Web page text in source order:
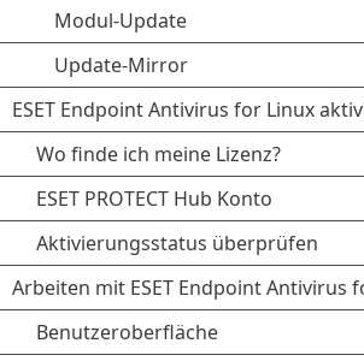
Modul-Update
Update-Mirror
ESET Endpoint Antivirus for Linux
Wo finde ich meine Lizenz?
ESET PROTECT Hub Konto
Aktivierungsstatus überprüfen
Arbeiten mit ESET Endpoint Antivirus
Benutzeroberfläche